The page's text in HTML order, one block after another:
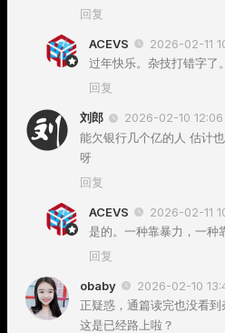
回复
ACEVS
2026-02-11
过年快乐。杂技打错字了
回复
刘郎
2026-02-10 12:06
能欠银行几个亿的人 估计
呀
回复
ACEVS
2026-02-11
是的。一种靠暴力，一种
回复
obaby
2026-02-10
正疑惑，通篇读完也没看到
这是已经路上啦？